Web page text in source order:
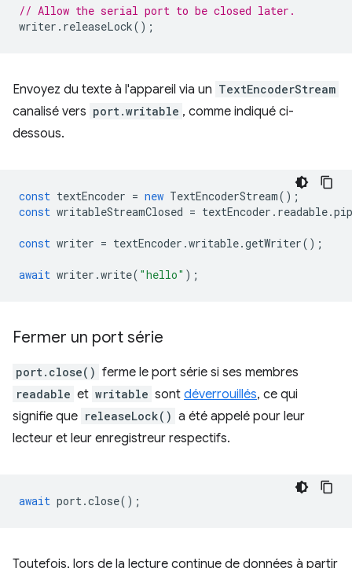
// Allow the serial port to be closed later.
writer . releaseLock();
Envoyez du texte à l'appareil via un TextEncoderStream
canalisé vers port.writable , comme indiqué ci-
dessous.
const textEncoder = new TextEncoderStream();
const writableStreamClosed = textEncoder . readable.
const writer = textEncoder .writable.getWriter();
await writer .write( "hello" );
Fermer un port série
port.close() ferme le port série si ses membres
readable et writable sont déverrouillés, ce qui
signifie que releaseLock() a été appelé pour leur
lecteur et leur enregistreur respectifs.
await port.close();
Toutefois, lors de la lecture continue de données à partir